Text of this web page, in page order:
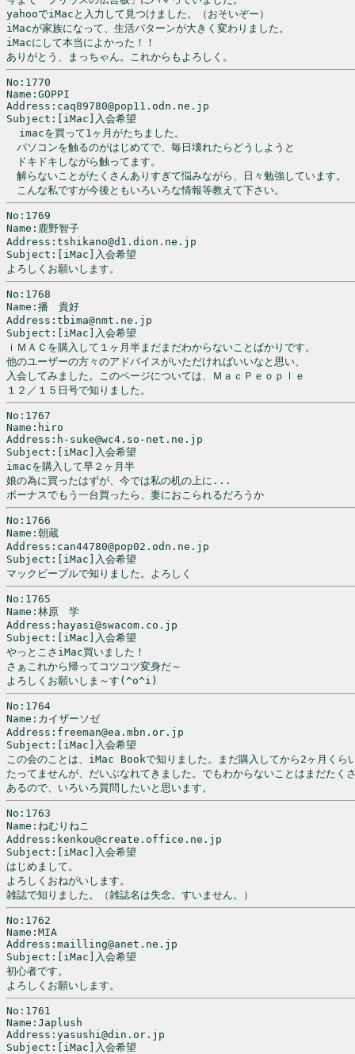
yahooでiMacと入力して見つけました。（おそいぞー）
iMacが家族になって、生活パターンが大きく変わりました。
iMacにして本当によかった！！
No:1770
Name:GOPPI
Address:caq89780@pop11.odn.ne.jp
Subject:[iMac]入会希望
  imacを買って1ヶ月がたちました。
パソコンを触るのがはじめてで、毎日壊れたらどうしようと
ドキドキしながら触ってます。
解らないことがたくさんありすぎて悩みながら、日々勉強しています。
こんな私ですが今後ともいろいろな情報等教えて下さい。
No:1769
Name:鹿野智子
Address:tshikano@d1.dion.ne.jp
Subject:[iMac]入会希望
No:1768
Name:播　貴好
Address:tbima@nmt.ne.jp
Subject:[iMac]入会希望
ｉＭＡＣを購入して１ヶ月半まだまだわからないことばかりです。
他のユーザーの方々のアドバイスがいただければいいなと思い、
入会してみました。このページについては、ＭａｃＰｅｏｐｌｅ
１２／１５日号で知りました。
No:1767
Name:hiro
Address:h-suke@wc4.so-net.ne.jp
Subject:[iMac]入会希望
imacを購入して早２ヶ月半
娘の為に買ったはずが、今では私の机の上に...
ボーナスでもう一台買ったら、妻におこられるだろうか
No:1766
Name:朝蔵
Address:can44780@pop02.odn.ne.jp
Subject:[iMac]入会希望
マックピープルで知りました。よろしく
No:1765
Name:林原　学
Address:hayasi@swacom.co.jp
Subject:[iMac]入会希望
やっとこさiMac買いました！
さぁこれから帰ってコツコツ変身だ～
よろしくお願いしま～す(^o^i)
No:1764
Name:カイザーソゼ
Address:freeman@ea.mbn.or.jp
Subject:[iMac]入会希望
この会のことは、iMac Bookで知りました。まだ購入してから2ヶ月くら
たってませんが、だいぶなれてきました。でもわからないことはまだたく
あるので、いろいろ質問したいと思います。
No:1763
Name:ねむりねこ
Address:kenkou@create.office.ne.jp
Subject:[iMac]入会希望
はじめまして。
よろしくおねがいします。
雑誌で知りました。（雑誌名は失念。すいません。）
No:1762
Name:MIA
Address:mailling@anet.ne.jp
Subject:[iMac]入会希望
初心者です。
よろしくお願いします。
No:1761
Name:Japlush
Address:yasushi@din.or.jp
Subject:[iMac]入会希望